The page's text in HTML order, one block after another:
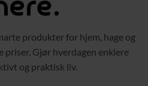
produkter for hjem, hage og
Gjør hverdagen enklere
og praktisk liv.